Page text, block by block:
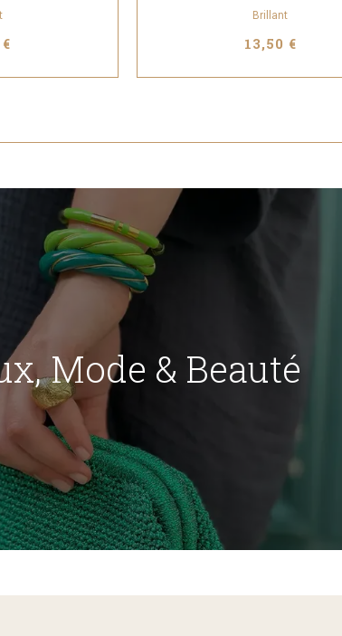
Brillant
13,50 €
Mode & Beauté